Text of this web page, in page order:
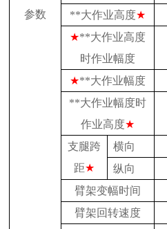
参数
**大作业高度★
★**大作业高度
时作业幅度
★**大作业幅度
**大作业幅度时
作业高度★
支腿跨
距★
横向
纵向
臂架变幅时间
臂架回转速度